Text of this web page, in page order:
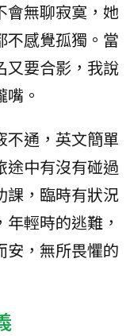
會無聊寂寞，她
不感覺孤獨。當
又要合影，我說
。
不通，英文簡單
途中有沒有碰過
課，臨時有狀況
輕時的逃難，
安，無所畏懼的